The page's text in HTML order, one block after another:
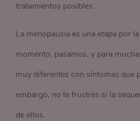
tratamientos posibles.
La menopausia es una etapa por
momento, pasamos, y para
muy diferentes con síntomas que
embargo, no te frustres si la
de ellos.